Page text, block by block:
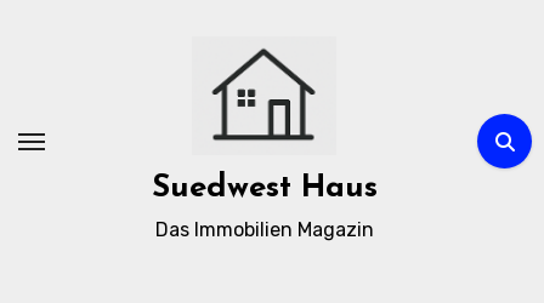
Suedwest Haus
Das Immobilien Magazin